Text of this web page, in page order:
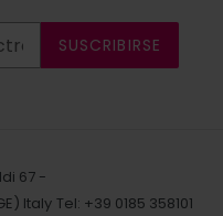
SUSCRIBIRSE
67 -
Italy Tel: +39 0185 358101